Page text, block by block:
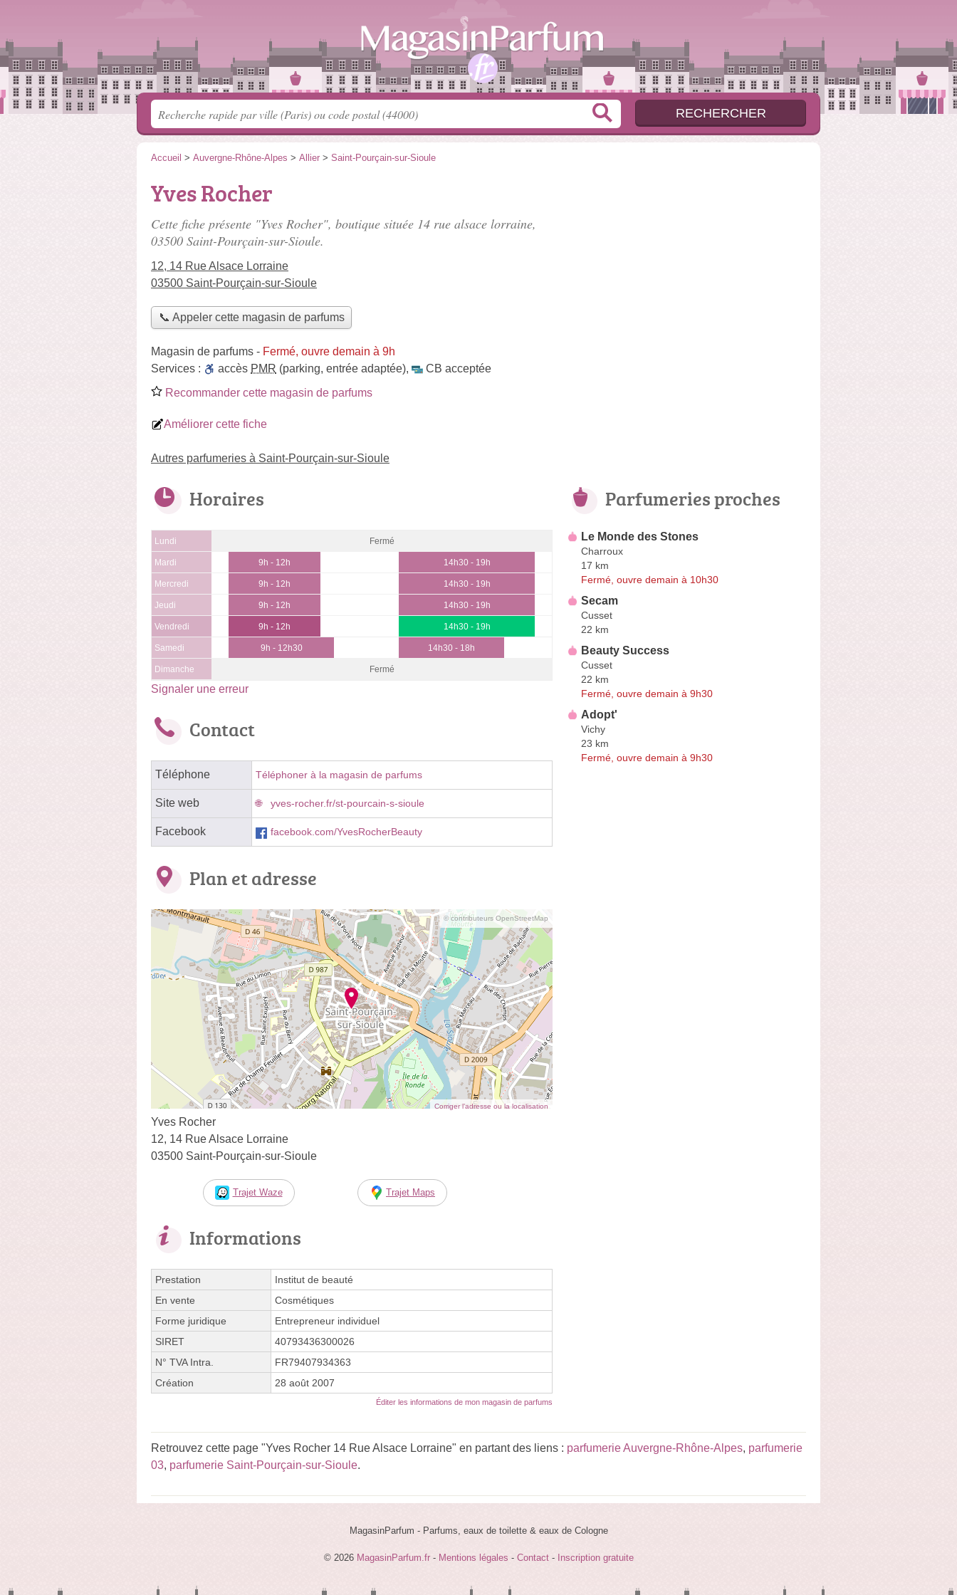
Accueil > Auvergne-Rhône-Alpes > Allier > Saint-Pourçain-sur-Sioule
Yves Rocher
Cette fiche présente "Yves Rocher", boutique située 14 rue alsace lorraine,
03500 Saint-Pourçain-sur-Sioule.
12, 14 Rue Alsace Lorraine
03500 Saint-Pourçain-sur-Sioule
📞 Appeler cette magasin de parfums
Magasin de parfums - Fermé, ouvre demain à 9h
Services :
accès PMR (parking, entrée adaptée),
CB acceptée
Recommander cette magasin de parfums
Améliorer cette fiche
Autres parfumeries à Saint-Pourçain-sur-Sioule
Horaires
Lundi Fermé
Mardi 9h - 12h 14h30 - 19h
Mercredi 9h - 12h 14h30 - 19h
Jeudi 9h - 12h 14h30 - 19h
Vendredi 9h - 12h 14h30 - 19h
Samedi 9h - 12h30 14h30 - 18h
Dimanche Fermé
Signaler une erreur
Contact
Téléphone Téléphoner à la magasin de parfums
Site web yves-rocher.fr/st-pourcain-s-sioule
Facebook facebook.com/YvesRocherBeauty
Plan et adresse
© contributeurs OpenStreetMap
Corriger l’adresse ou la localisation
Yves Rocher
12, 14 Rue Alsace Lorraine
03500 Saint-Pourçain-sur-Sioule
Trajet Waze Trajet Maps
Informations
Prestation
Institut de beauté
En vente
Cosmétiques
Forme juridique
Entrepreneur individuel
SIRET
40793436300026
N° TVA Intra.
FR79407934363
Création
28 août 2007
Éditer les informations de mon magasin de parfums
Parfumeries proches
Le Monde des Stones
Charroux
17 km
Fermé, ouvre demain à 10h30
Secam
Cusset
22 km
Beauty Success
Cusset
22 km
Fermé, ouvre demain à 9h30
Adopt'
Vichy
23 km
Fermé, ouvre demain à 9h30
Retrouvez cette page "Yves Rocher 14 Rue Alsace Lorraine" en partant des liens : parfumerie Auvergne-Rhône-Alpes, parfumerie
03, parfumerie Saint-Pourçain-sur-Sioule.
MagasinParfum - Parfums, eaux de toilette & eaux de Cologne
© 2026 MagasinParfum.fr - Mentions légales - Contact- Inscription gratuite